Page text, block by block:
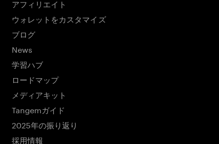
アフィリエイト
ウォレットをカスタマイズ
ブログ
News
学習ハブ
ロードマップ
メディアキット
Tangemガイド
2025年の振り返り
採用情報